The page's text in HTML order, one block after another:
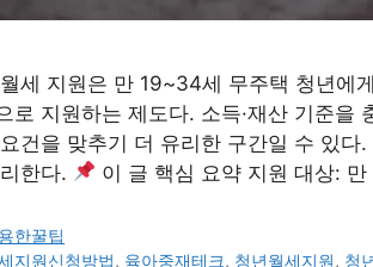
세 지원은 만 19~34세 무주택 청년에
로 지원하는 제도다. 소득·재산 기준을
건을 맞추기 더 유리한 구간일 수 있
한다.
이 글 핵심 요약 지원 대상:
한꿀팁
지원신청방법, 육아중재테크, 청년월세지원, 청